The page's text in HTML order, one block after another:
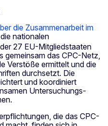
die Zusammenarbeit im
nationalen
27 EU-Mitgliedstaaten
das CPC-Netz,
Verstöße ermittelt und die
durchsetzt. Die
und koordiniert
Untersuchungs-
die das CPC-